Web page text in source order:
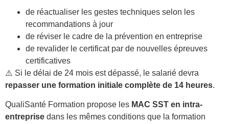
de réactualiser les gestes techniques selon les
recommandations à jour
de réviser le cadre de la prévention en entreprise
de revalider le certificat par de nouvelles épreuves
certificatives
⚠️ Si le délai de 24 mois est dépassé, le salarié devra
repasser une formation initiale complète de 14 heures.
QualiSanté Formation propose les MAC SST en intra-
entreprise dans les mêmes conditions que la formation